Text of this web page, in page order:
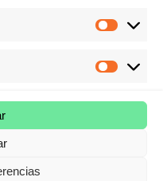
Una Asesoría
ABOGACÍA
DE MADRID